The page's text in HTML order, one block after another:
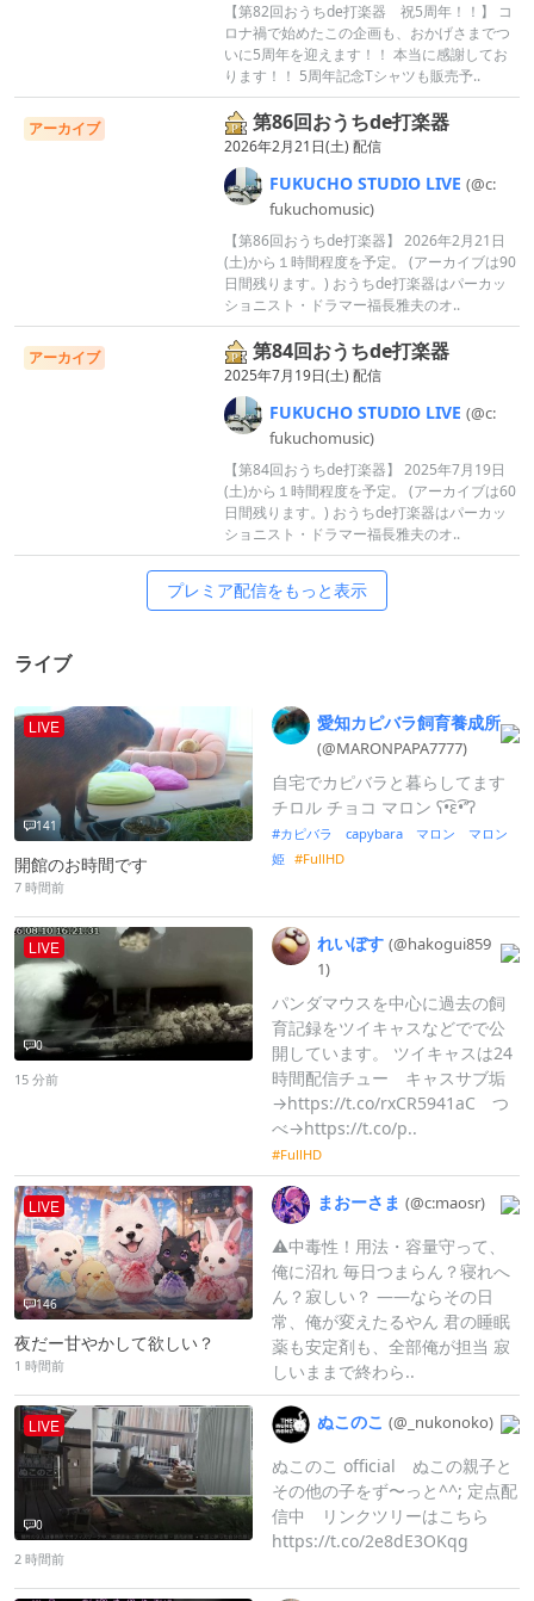
【第82回おうちde打楽器 祝5周年！！】 コ
ロナ禍で始めたこの企画も、おかげさまでつ
いに5周年を迎えます！！ 本当に感謝してお
ります！！ 5周年記念Tシャツも販売予..
アーカイブ 第86回おうちde打楽器
2026年2月21日(土) 配信
FUKUCHO STUDIO LIVE (@c:
fukuchomusic)
【第86回おうちde打楽器】 2026年2月21日
(土)から１時間程度を予定。 (アーカイブは90
日間残ります。) おうちde打楽器はパーカッ
ショニスト・ドラマー福長雅夫のオ..
アーカイブ 第84回おうちde打楽器
2025年7月19日(土) 配信
FUKUCHO STUDIO LIVE (@c:
fukuchomusic)
【第84回おうちde打楽器】 2025年7月19日
(土)から１時間程度を予定。 (アーカイブは60
日間残ります。) おうちde打楽器はパーカッ
ショニスト・ドラマー福長雅夫のオ..
プレミア配信をもっと表示
ライブ
LIVE
141
開館のお時間です
7 時間前
愛知カピバラ飼育養成所
(@MARONPAPA7777)
自宅でカピバラと暮らしてます
チロル チョコ マロン ʕ•͡ɛ•͡ʼʼʔ
カピバラ capybara マロン マロン
姫
FullHD
LIVE
0
15 分前
れいぼす (@hakogui859
1)
パンダマウスを中心に過去の飼
育記録をツイキャスなどでで公
開しています。 ツイキャスは24
時間配信チュー キャスサブ垢
→https://t.co/rxCR5941aC つ
べ→https://t.co/p..
FullHD
LIVE
146
夜だー甘やかして欲しい？
1 時間前
まおーさま (@c:maosr)
⚠︎中毒性！用法・容量守って、
俺に沼れ 毎日つまらん？寝れへ
ん？寂しい？ ――ならその日
常、俺が変えたるやん 君の睡眠
薬も安定剤も、全部俺が担当 寂
しいままで終わら..
LIVE
0
2 時間前
ぬこのこ (@_ nukonoko)
ぬこのこ official ぬこの親子と
その他の子をず〜っと^^; 定点配
信中 リンクツリーはこちら
https://t.co/2e8dE3OKqg